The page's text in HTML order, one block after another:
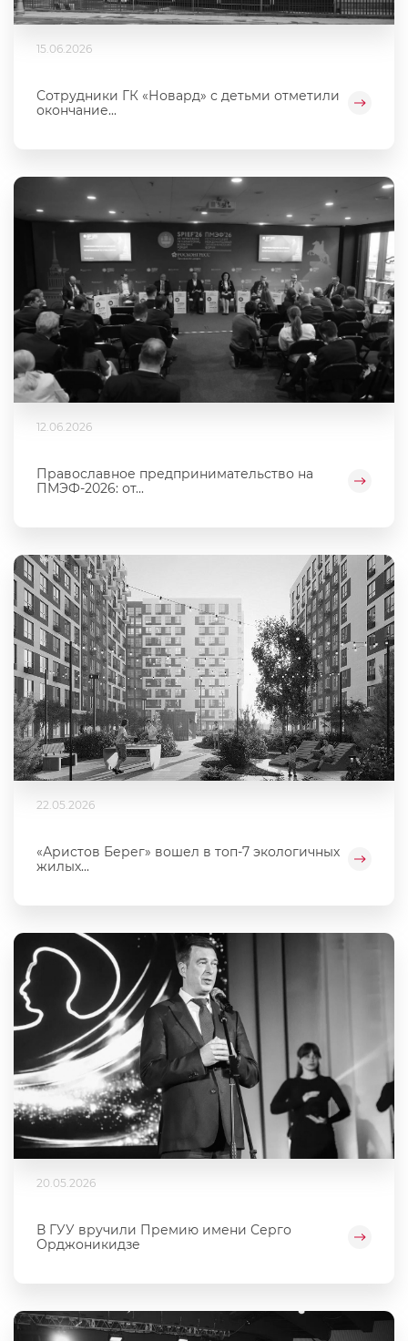
15.06.2026
Сотрудники ГК «Новард» с детьми отметили
окончание...
12.06.2026
Православное предпринимательство на
ПМЭФ-2026: от...
22.05.2026
«Аристов Берег» вошел в топ-7 экологичных
жилых...
20.05.2026
В ГУУ вручили Премию имени Серго
Орджоникидзе